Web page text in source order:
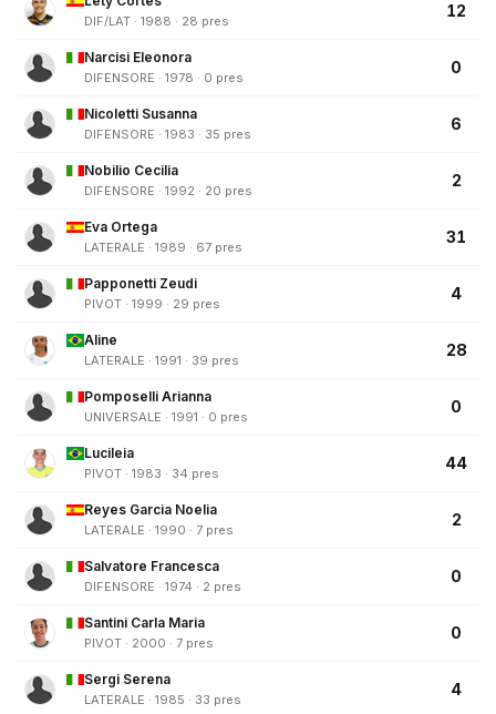
DIF/LAT · 1988 · 28 pres
12
Narcisi Eleonora
DIFENSORE · 1978 · 0 pres
0
Nicoletti Susanna
DIFENSORE · 1983 · 35 pres
6
Nobilio Cecilia
DIFENSORE · 1992 · 20 pres
2
Eva Ortega
LATERALE · 1989 · 67 pres
31
Papponetti Zeudi
PIVOT · 1999 · 29 pres
4
Aline
LATERALE · 1991 · 39 pres
28
Pomposelli Arianna
UNIVERSALE · 1991 · 0 pres
0
Lucileia
PIVOT · 1983 · 34 pres
44
Reyes Garcia Noelia
LATERALE · 1990 · 7 pres
2
Salvatore Francesca
DIFENSORE · 1974 · 2 pres
0
Santini Carla Maria
PIVOT · 2000 · 7 pres
0
Sergi Serena
LATERALE · 1985 · 33 pres
4